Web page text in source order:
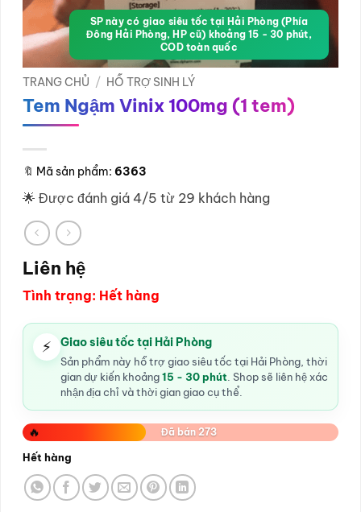
SP này có giao siêu tốc tại Hải Phòng (Phía
Đông Hải Phòng, HP cũ) khoảng 15 - 30 phút,
COD toàn quốc
TRANG CHỦ / HỖ TRỢ SINH LÝ
Tem Ngậm Vinix 100mg (1 tem)
🔖 Mã sản phẩm: 6363
🌟 Được đánh giá 4/5 từ 29 khách hàng
Liên hệ
Tình trạng: Hết hàng
⚡ Giao siêu tốc tại Hải Phòng
Sản phẩm này hỗ trợ giao siêu tốc tại Hải Phòng, thời
gian dự kiến khoảng15 - 30 phút . Shop sẽ liên hệ xác
nhận địa chỉ và thời gian giao cụ thể.
🔥 Đã bán 273
Hết hàng